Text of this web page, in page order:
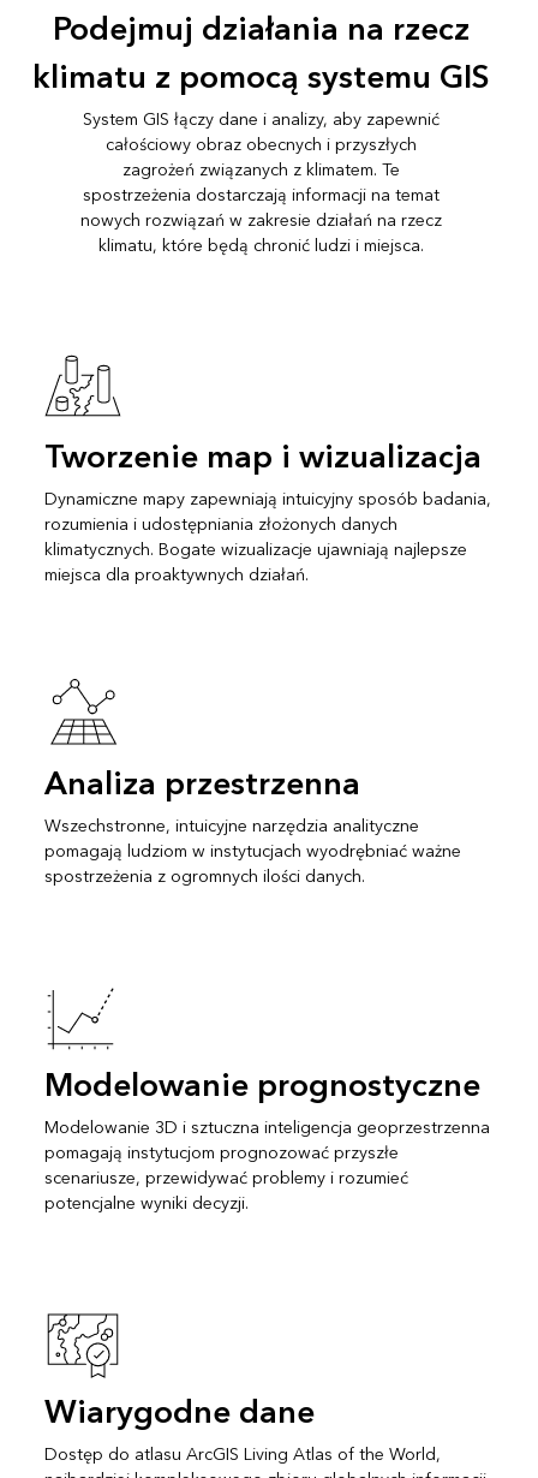
Podejmuj działania na rzecz
klimatu z pomocą systemu GIS
System GIS łączy dane i analizy, aby zapewnić
całościowy obraz obecnych i przyszłych
zagrożeń związanych z klimatem. Te
spostrzeżenia dostarczają informacji na temat
nowych rozwiązań w zakresie działań na rzecz
klimatu, które będą chronić ludzi i miejsca.
Tworzenie map i wizualizacja
Dynamiczne mapy zapewniają intuicyjny sposób badania,
rozumienia i udostępniania złożonych danych
klimatycznych. Bogate wizualizacje ujawniają najlepsze
miejsca dla proaktywnych działań.
Analiza przestrzenna
Wszechstronne, intuicyjne narzędzia analityczne
pomagają ludziom w instytucjach wyodrębniać ważne
spostrzeżenia z ogromnych ilości danych.
Modelowanie prognostyczne
Modelowanie 3D i sztuczna inteligencja geoprzestrzenna
pomagają instytucjom prognozować przyszłe
scenariusze, przewidywać problemy i rozumieć
potencjalne wyniki decyzji.
Wiarygodne dane
Dostęp do atlasu ArcGIS Living Atlas of the World,